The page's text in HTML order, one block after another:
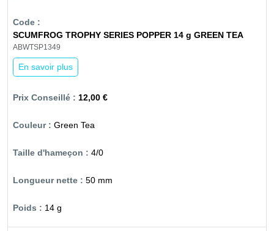
SCUMFROG TROPHY SERIES POPPER 14 g GREEN TEA
ABWTSP1349
En savoir plus
12,00 €
Green Tea
4/0
50 mm
14 g